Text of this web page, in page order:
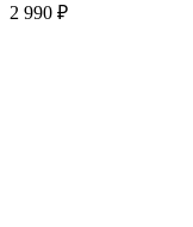
2 990 ₽